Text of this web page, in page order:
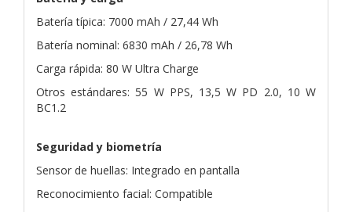
Batería típica: 7000 mAh / 27,44 Wh
Batería nominal: 6830 mAh / 26,78 Wh
Carga rápida: 80 W Ultra Charge
Otros estándares: 55 W PPS, 13,5 W PD 2.0, 10 W
BC1.2
Seguridad y biometría
Sensor de huellas: Integrado en pantalla
Reconocimiento facial: Compatible